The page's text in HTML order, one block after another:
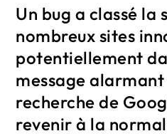
- Edition 2026
Un bug a classé la
nombreux sites
potentiellement
message
recherche de
revenir à la